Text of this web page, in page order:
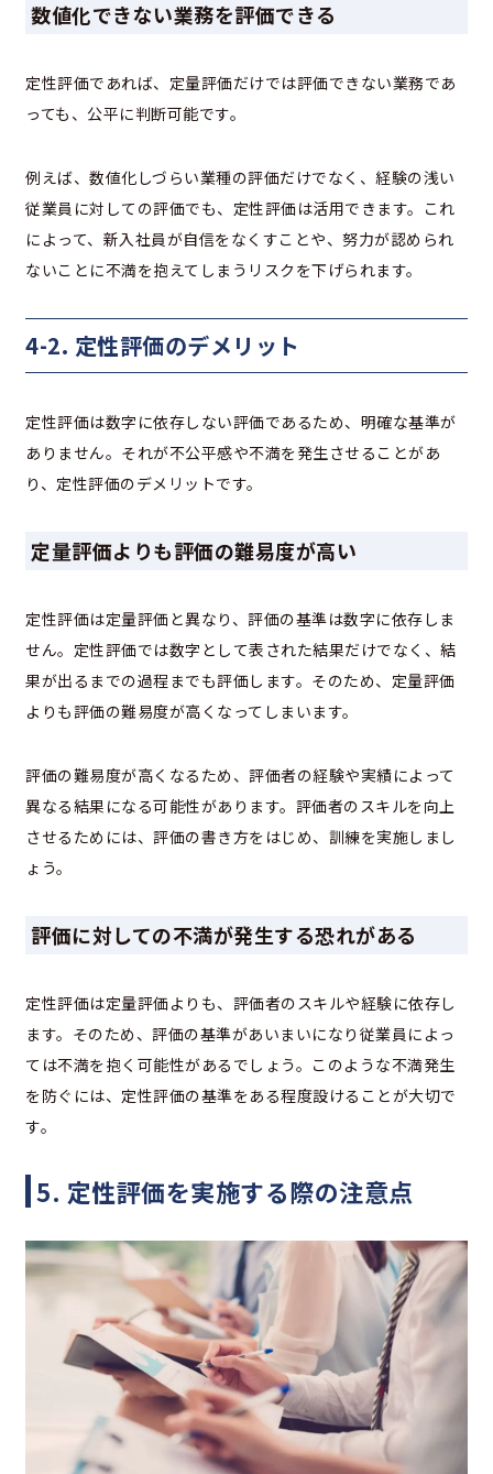
数値化できない業務を評価できる
定性評価であれば、定量評価だけでは評価できない業務であ
っても、公平に判断可能です。
例えば、数値化しづらい業種の評価だけでなく、経験の浅い
従業員に対しての評価でも、定性評価は活用できます。これ
によって、新入社員が自信をなくすことや、努力が認められ
ないことに不満を抱えてしまうリスクを下げられます。
4-2. 定性評価のデメリット
定性評価は数字に依存しない評価であるため、明確な基準が
ありません。それが不公平感や不満を発生させることがあ
り、定性評価のデメリットです。
定量評価よりも評価の難易度が高い
定性評価は定量評価と異なり、評価の基準は数字に依存しま
せん。定性評価では数字として表された結果だけでなく、結
果が出るまでの過程までも評価します。そのため、定量評価
よりも評価の難易度が高くなってしまいます。
評価の難易度が高くなるため、評価者の経験や実績によって
異なる結果になる可能性があります。評価者のスキルを向上
させるためには、評価の書き方をはじめ、訓練を実施しまし
ょう。
評価に対しての不満が発生する恐れがある
定性評価は定量評価よりも、評価者のスキルや経験に依存し
ます。そのため、評価の基準があいまいになり従業員によっ
ては不満を抱く可能性があるでしょう。このような不満発生
を防ぐには、定性評価の基準をある程度設けることが大切で
す。
5. 定性評価を実施する際の注意点